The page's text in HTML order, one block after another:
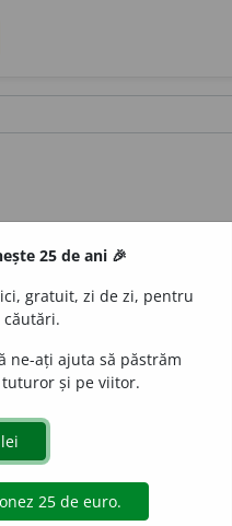
luptă, luptător.
25 de ani 🎉
gratuit, zi de zi, pentru
căutări.
ne-ați ajuta să păstrăm
și pe viitor.